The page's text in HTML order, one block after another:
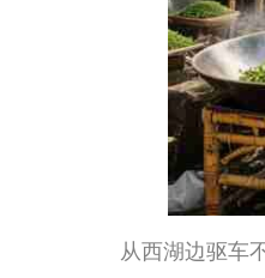
再有城市的尘埃味
慢下来、真正走进
前龙井，还是想深
闲聊的方式，带你
的小心得。毕竟，
茶，都是对自己最好